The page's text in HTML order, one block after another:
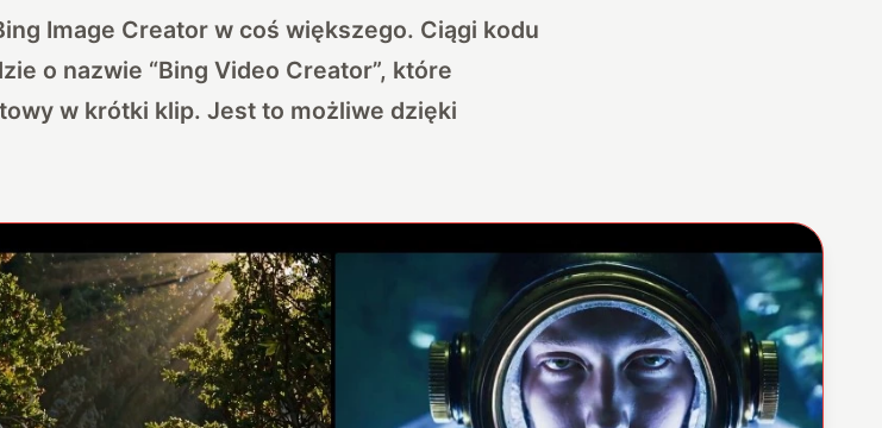
Image Creator w coś większego. Ciągi kodu
o nazwie “Bing Video Creator”, które
w krótki klip. Jest to możliwe dzięki